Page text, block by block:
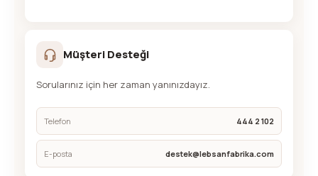
Müşteri Desteği
Sorularınız için her zaman yanınızdayız.
Telefon 444 2 102
E-posta destek@lebsanfabrika.com